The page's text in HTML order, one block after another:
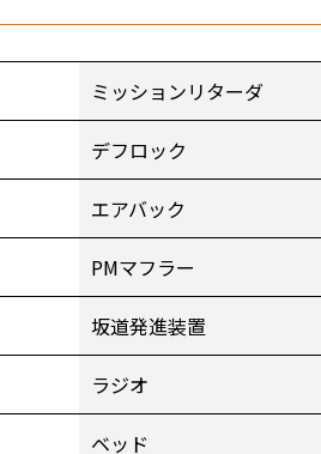
ミッションリターダ
デフロック
エアバック
PMマフラー
坂道発進装置
ラジオ
ベッド